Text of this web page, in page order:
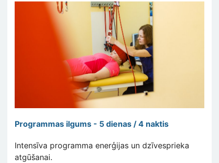
Programmas ilgums - 5 dienas / 4 naktis
Intensīva programma enerģijas un dzīvesprieka
atgūšanai.